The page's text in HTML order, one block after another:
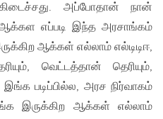
அப்போதான் நான்
எப்படி இந்த அரசாங்கம்
ஆக்கள் எல்லாம் எல்டிடிஈ,
வெட்டத்தான் தெரியும்,
படிப்பில்ல, அரச நிர்வாகம்
இருக்கிற ஆக்கள் எல்லாம்